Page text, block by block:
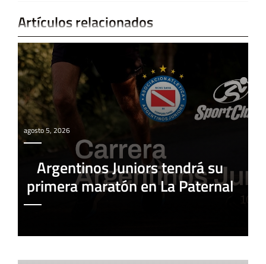
Artículos relacionados
agosto 5, 2026
Argentinos Juniors tendrá su
primera maratón en La Paternal